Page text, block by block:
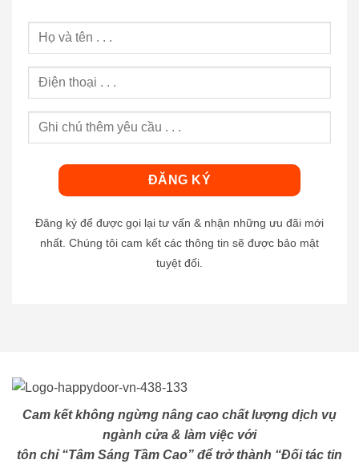
Đăng ký để được gọi lại tư vấn & nhận những ưu đãi mới
nhất. Chúng tôi cam kết các thông tin sẽ được bảo mật
tuyệt đối.
Cam kết không ngừng nâng cao chất lượng dịch vụ
ngành cửa & làm việc với
tôn chỉ “Tâm Sáng Tầm Cao” để trở thành “Đối tác tin